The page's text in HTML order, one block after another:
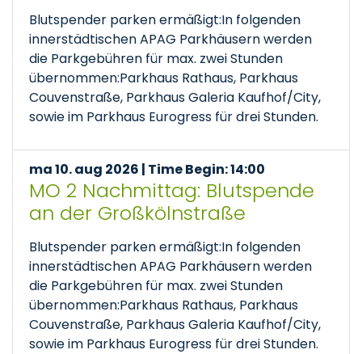
Blutspender parken ermäßigt:In folgenden
innerstädtischen APAG Parkhäusern werden
die Parkgebühren für max. zwei Stunden
übernommen:Parkhaus Rathaus, Parkhaus
Couvenstraße, Parkhaus Galeria Kaufhof/City,
sowie im Parkhaus Eurogress für drei Stunden.
ma 10. aug 2026 | Time Begin: 14:00
MO 2 Nachmittag: Blutspende
an der Großkölnstraße
Blutspender parken ermäßigt:In folgenden
innerstädtischen APAG Parkhäusern werden
die Parkgebühren für max. zwei Stunden
übernommen:Parkhaus Rathaus, Parkhaus
Couvenstraße, Parkhaus Galeria Kaufhof/City,
sowie im Parkhaus Eurogress für drei Stunden.